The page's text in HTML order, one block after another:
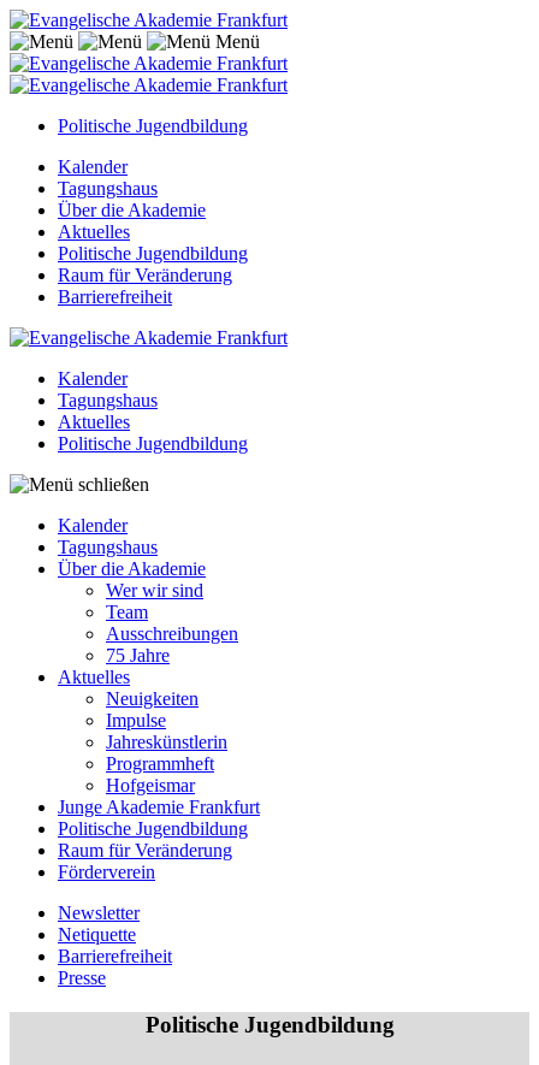
Menü
Politische Jugendbildung
Kalender
Tagungshaus
Über die Akademie
Aktuelles
Politische Jugendbildung
Raum für Veränderung
Barrierefreiheit
Kalender
Tagungshaus
Aktuelles
Politische Jugendbildung
Kalender
Tagungshaus
Über die Akademie
Wer wir sind
Team
Ausschreibungen
75 Jahre
Aktuelles
Neuigkeiten
Impulse
Jahreskünstlerin
Programmheft
Hofgeismar
Junge Akademie Frankfurt
Politische Jugendbildung
Raum für Veränderung
Förderverein
Newsletter
Netiquette
Barrierefreiheit
Presse
Politische Jugendbildung